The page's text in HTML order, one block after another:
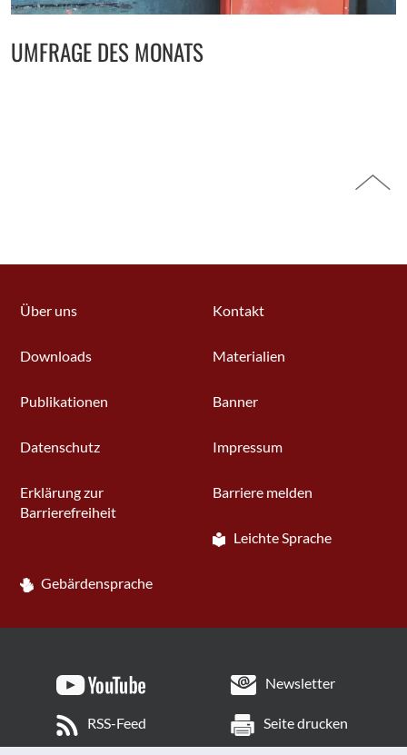
UMFRAGE DES MONATS
Über uns Kontakt
Downloads Materialien
Publikationen Banner
Datenschutz Impressum
Erklärung zur
Barrierefreiheit
Barriere melden
Leichte Sprache
Gebärdensprache
Newsletter
RSS-Feed Seite drucken